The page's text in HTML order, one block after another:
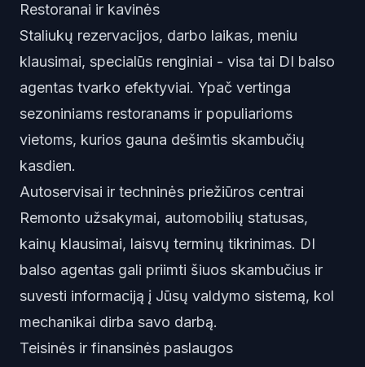
Restoranai ir kavinės
Staliukų rezervacijos, darbo laikas, meniu
klausimai, specialūs renginiai - visa tai DI balso
agentas tvarko efektyviai. Ypač vertinga
sezoniniams restoranams ir populiarioms
vietoms, kurios gauna dešimtis skambučių
kasdien.
Autoservisai ir techninės priežiūros centrai
Remonto užsakymai, automobilių statusas,
kainų klausimai, laisvų terminų tikrinimas. DI
balso agentas gali priimti šiuos skambučius ir
suvesti informaciją į Jūsų valdymo sistemą, kol
mechanikai dirba savo darbą.
Teisinės ir finansinės paslaugos